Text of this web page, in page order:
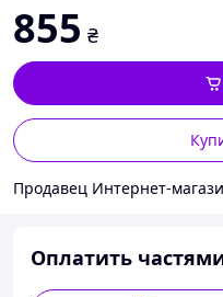
855 ₴
Оплатить